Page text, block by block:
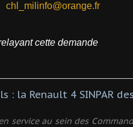
chl_milinfo@orange.fr
cette demande
service au sein des